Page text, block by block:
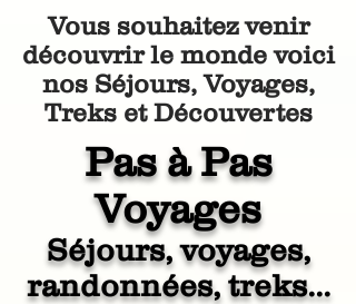
Vous souhaitez venir
découvrir le monde voici
nos Séjours, Voyages,
Treks et Découvertes
Pas à Pas
Voyages
Séjours, voyages,
randonnées, treks...